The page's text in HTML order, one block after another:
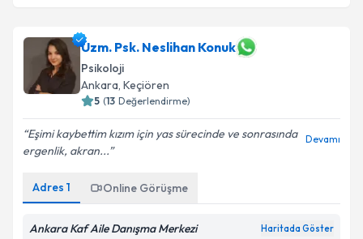
Uzm. Psk. Neslihan Konuk
Psikoloji
Ankara, Keçiören
5 (13 Değerlendirme)
Eşimi kaybettim kızım için yas sürecinde ve sonrasında
ergenlik, akran...
Devamı
Adres 1 Online Görüşme
Ankara Kaf Aile Danışma Merkezi Haritada Göster